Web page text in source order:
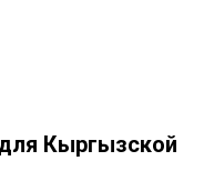
Кыргызской